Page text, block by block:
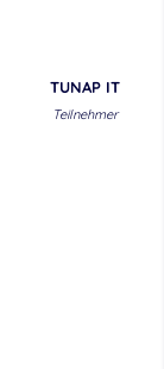
TUNAP IT
Teilnehmer